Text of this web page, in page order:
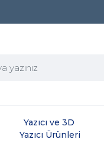
Yazıcı ve 3D
Yazıcı Ürünleri